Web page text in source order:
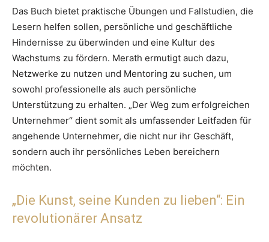
Das Buch bietet praktische Übungen und Fallstudien, die
Lesern helfen sollen, persönliche und geschäftliche
Hindernisse zu überwinden und eine Kultur des
Wachstums zu fördern. Merath ermutigt auch dazu,
Netzwerke zu nutzen und Mentoring zu suchen, um
sowohl professionelle als auch persönliche
Unterstützung zu erhalten. „Der Weg zum erfolgreichen
Unternehmer“ dient somit als umfassender Leitfaden für
angehende Unternehmer, die nicht nur ihr Geschäft,
sondern auch ihr persönliches Leben bereichern
möchten.
„Die Kunst, seine Kunden zu lieben“: Ein
revolutionärer Ansatz